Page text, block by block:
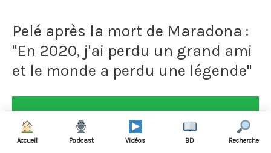
Santiago
Canizares
le
Pelé après la mort de Maradona :
"En 2020, j'ai perdu un grand ami
et le monde a perdu une légende"
Accueil Podcast Vidéos BD Recherche